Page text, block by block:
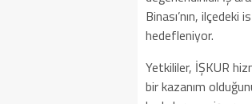
Binası’nın,
hedefleniyor.
Yetkililer, İŞKUR
bir kazanım